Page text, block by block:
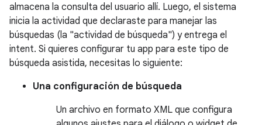
almacena la consulta del usuario allí. Luego, el sistema
inicia la actividad que declaraste para manejar las
búsquedas (la "actividad de búsqueda") y entrega el
intent. Si quieres configurar tu app para este tipo de
búsqueda asistida, necesitas lo siguiente:
Una configuración de búsqueda
Un archivo en formato XML que configura